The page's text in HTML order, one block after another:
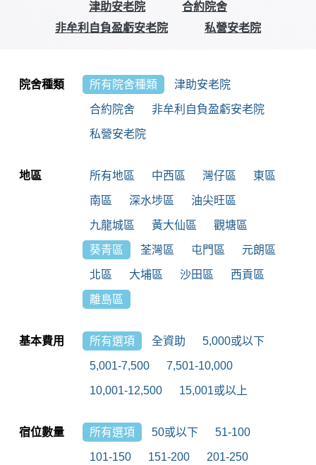
津助安老院
合約院舍
非牟利自負盈虧安老院
私營安老院
院舍種類 所有院舍種類 津助安老院
合約院舍 非牟利自負盈虧安老院
私營安老院
地區 所有地區 中西區 灣仔區 東區
南區 深水埗區 油尖旺區
九龍城區 黃大仙區 觀塘區
葵青區 荃灣區 屯門區 元朗區
北區 大埔區 沙田區 西貢區
離島區
基本費用 所有選項 全資助 5,000或以下
5,001-7,500 7,501-10,000
10,001-12,500 15,001或以上
宿位數量 所有選項 50或以下 51-100
101-150 151-200 201-250